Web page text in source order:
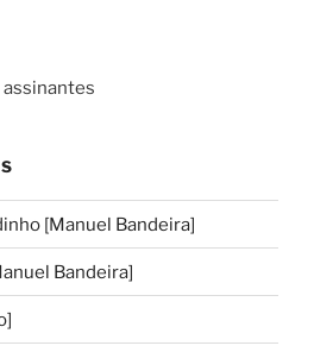
[Manuel Bandeira]
Bandeira]